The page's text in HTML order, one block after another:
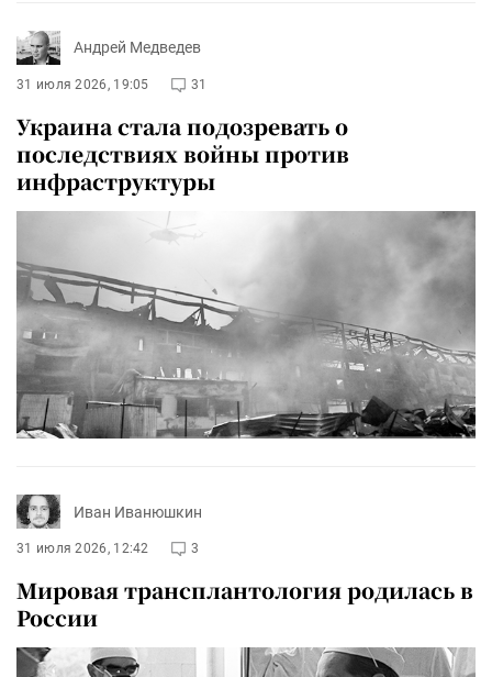
Андрей Медведев
31 июля 2026, 19:05 31
Украина стала подозревать о
последствиях войны против
инфраструктуры
Иван Иванюшкин
31 июля 2026, 12:42 3
Мировая трансплантология родилась в
России